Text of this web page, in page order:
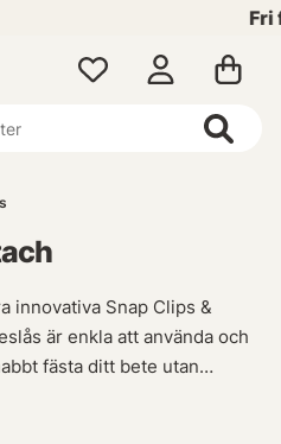
innovativa Snap Clips &
är enkla att använda och
fästa ditt bete utan
- du kan börja fiska direkt!